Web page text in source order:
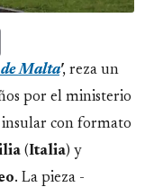
Link
Malta', reza un
por el ministerio
insular con formato
(Italia) y
. La pieza -